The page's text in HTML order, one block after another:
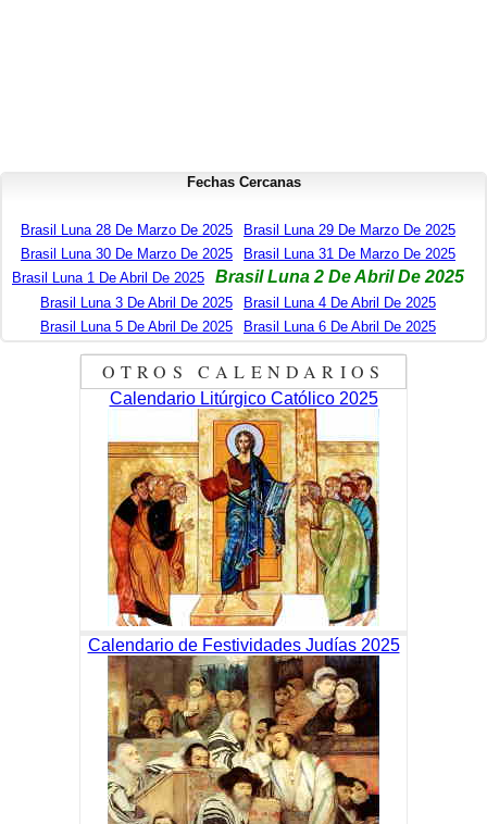
Fechas Cercanas
Brasil Luna 28 De Marzo De 2025
Brasil Luna 29 De Marzo De 2025
Brasil Luna 30 De Marzo De 2025
Brasil Luna 31 De Marzo De 2025
Brasil Luna 1 De Abril De 2025
Brasil Luna 2 De Abril De 2025
Brasil Luna 3 De Abril De 2025
Brasil Luna 4 De Abril De 2025
Brasil Luna 5 De Abril De 2025
Brasil Luna 6 De Abril De 2025
OTROS CALENDARIOS
Calendario Litúrgico Católico 2025
Calendario de Festividades Judías 2025